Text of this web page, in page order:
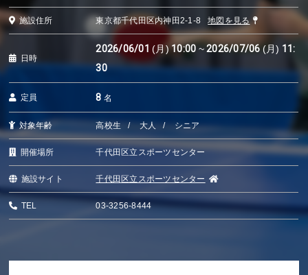
施設住所 東京都千代田区内神田2-1-8 地図を見る
日時
2026/06/01(月) 10:00 ~ 2026/07/06 (月) 11:
30
定員 8 名
対象年齢 高校生 大人 シニア
開催場所 千代田区立スポーツセンター
施設サイト 千代田区立スポーツセンター
TEL 03-3256-8444